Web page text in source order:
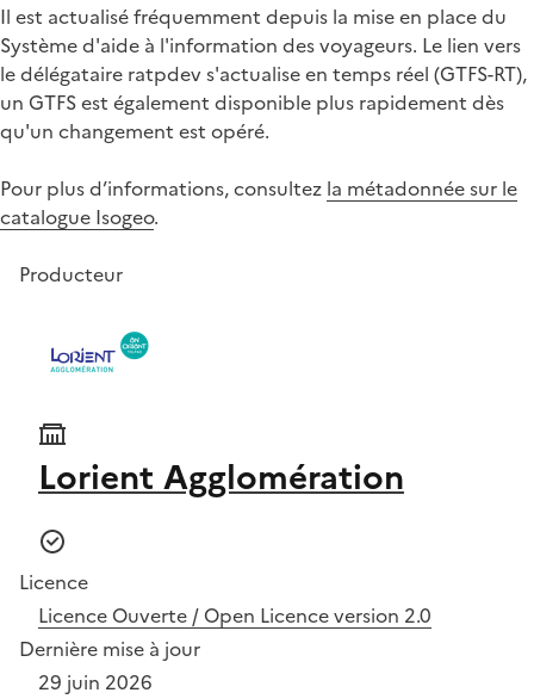
Il est actualisé fréquemment depuis la mise en place du
Système d'aide à l'information des voyageurs. Le lien vers
le délégataire ratpdev s'actualise en temps réel (GTFS-RT),
un GTFS est également disponible plus rapidement dès
qu'un changement est opéré.
Pour plus d’informations, consultez la métadonnée sur le
catalogue Isogeo.
Producteur
Lorient Agglomération
Licence
Licence Ouverte / Open Licence version 2.0
Dernière mise à jour
29 juin 2026